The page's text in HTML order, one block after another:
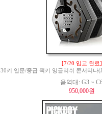
[7/20 입고 완료]
30키 입문/중급 잭키 잉글리쉬 콘서티나
음역대: G3 ~
950,000원